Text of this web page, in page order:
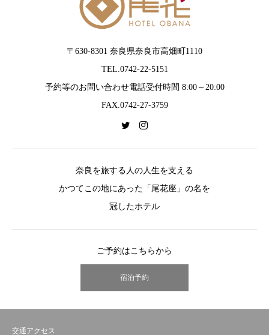
〒630-8301 奈良県奈良市高畑町1110
TEL.0742-22-5151
予約等のお問い合わせ電話受付時間 8:00～20:00
FAX.0742-27-3759
奈良を旅する人の人生を支える
かつてこの地にあった「尾花座」の名を
冠したホテル
ご予約はこちらから
宿泊予約
交通アクセス